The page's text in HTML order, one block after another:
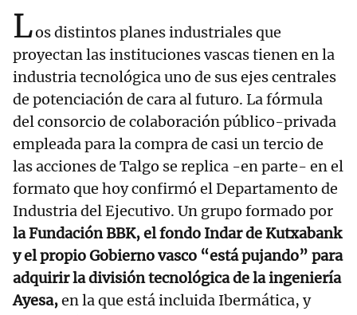
Los distintos planes industriales que
proyectan las instituciones vascas tienen en la
industria tecnológica uno de sus ejes centrales
de potenciación de cara al futuro. La fórmula
del consorcio de colaboración público-privada
empleada para la compra de casi un tercio de
las acciones de Talgo se replica -en parte- en el
formato que hoy confirmó el Departamento de
Industria del Ejecutivo. Un grupo formado por
la Fundación BBK, el fondo Indar de Kutxabank
y el propio Gobierno vasco “está pujando” para
adquirir la división tecnológica de la ingeniería
Ayesa,en la que está incluida Ibermática, y